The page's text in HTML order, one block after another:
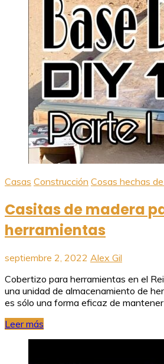
Casas Construcción Cosas hechas
Casitas de madera
herramientas
septiembre 2, 2022 Alex Gil
Cobertizo para herramientas en el
una unidad de almacenamiento de
es sólo una forma eficaz de mantener
Leer más